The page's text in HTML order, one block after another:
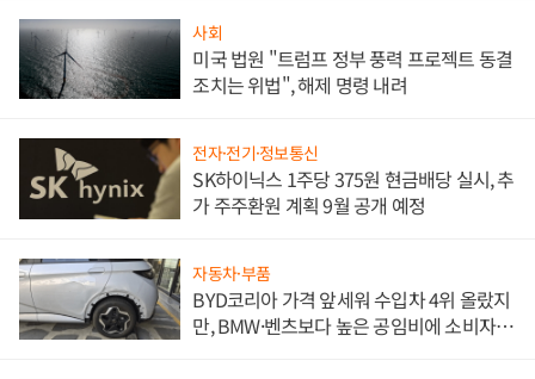
사회
미국 법원 "트럼프 정부 풍력 프로젝트 동결
조치는 위법", 해제 명령 내려
전자·전기·정보통신
SK하이닉스 1주당 375원 현금배당 실시, 추
가 주주환원 계획 9월 공개 예정
자동차·부품
BYD코리아 가격 앞세워 수입차 4위 올랐지
만, BMW·벤츠보다 높은 공임비에 소비자